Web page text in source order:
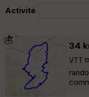
Activité
34
VTT